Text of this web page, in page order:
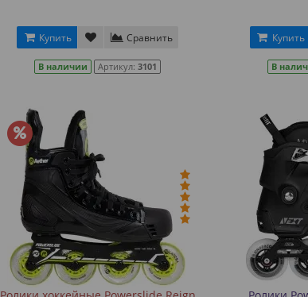
Купить Сравнить
В наличии Артикул:3101
Купить
В